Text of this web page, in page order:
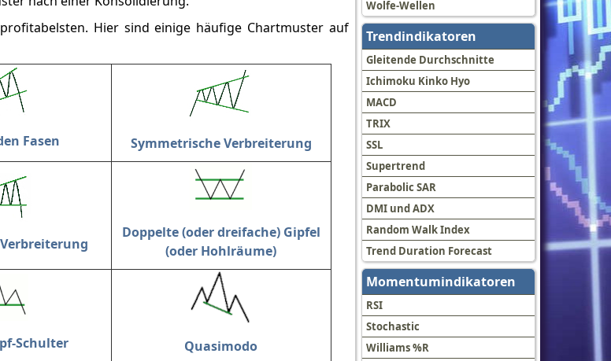
Wolfe-Wellen
Trendindikatoren
Gleitende Durchschnitte
Ichimoku Kinko Hyo
MACD
TRIX
SSL
Supertrend
Parabolic SAR
DMI und ADX
Random Walk Index
Trend Duration Forecast
Momentumindikatoren
RSI
Stochastic
Williams %R
Hier sind einige häufige Chartmuster auf
Fasen Symmetrische Verbreiterung
Doppelte (oder dreifache) Gipfel
(oder Hohlräume)
Schulter Quasimodo